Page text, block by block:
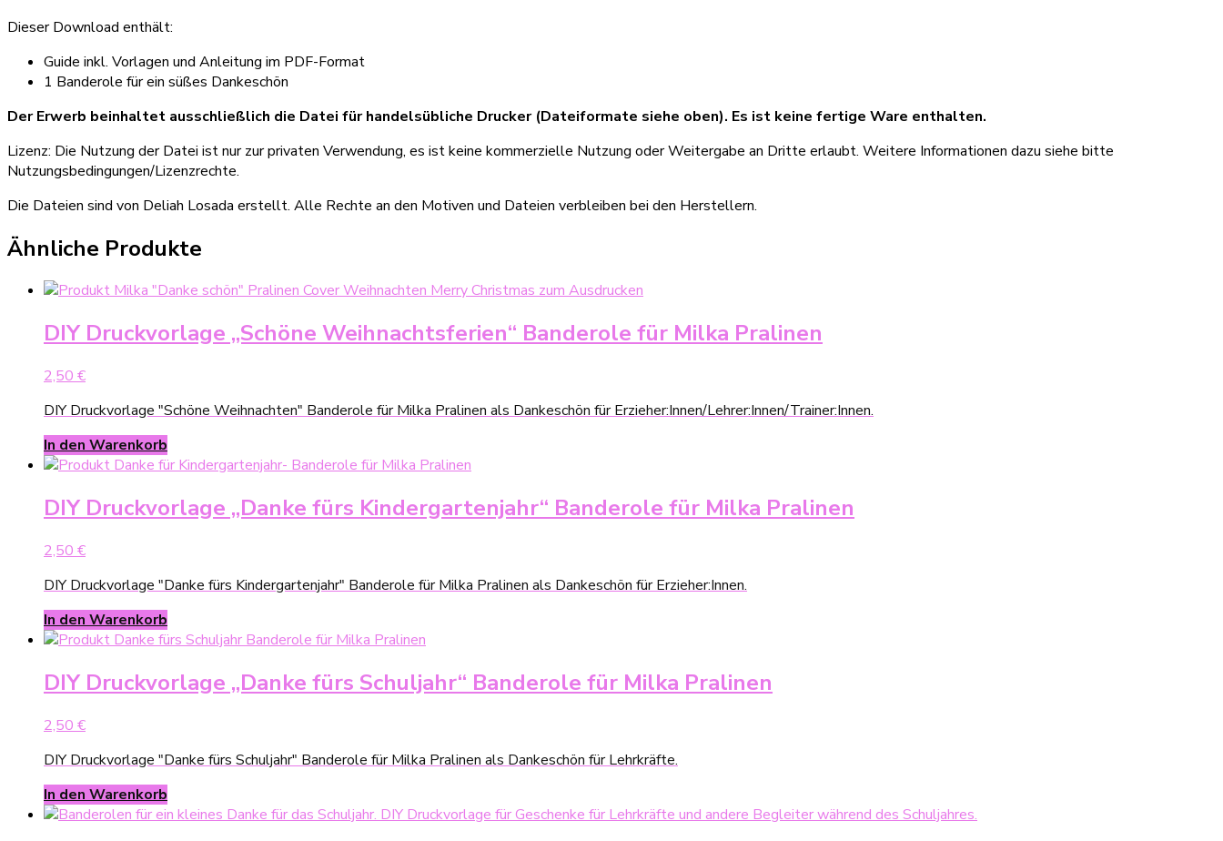
Dieser Download enthält:
Guide inkl. Vorlagen und Anleitung im PDF-Format
1 Banderole für ein süßes Dankeschön
Der Erwerb beinhaltet ausschließlich die Datei für handelsübliche Drucker (Dateiformate siehe oben). Es ist keine fertige Ware enthalten.
Lizenz: Die Nutzung der Datei ist nur zur privaten Verwendung, es ist keine kommerzielle Nutzung oder Weitergabe an Dritte erlaubt. Weitere Informationen dazu siehe bitte
Nutzungsbedingungen/Lizenzrechte.
Die Dateien sind von Deliah Losada erstellt. Alle Rechte an den Motiven und Dateien verbleiben bei den Herstellern.
Ähnliche Produkte
DIY Druckvorlage „Schöne Weihnachtsferien“ Banderole für Milka Pralinen
2,50 €
DIY Druckvorlage "Schöne Weihnachten" Banderole für Milka Pralinen als Dankeschön für Erzieher:Innen/Lehrer:Innen/Trainer:Innen.
In den Warenkorb
DIY Druckvorlage „Danke fürs Kindergartenjahr“ Banderole für Milka Pralinen
2,50 €
DIY Druckvorlage "Danke fürs Kindergartenjahr" Banderole für Milka Pralinen als Dankeschön für Erzieher:Innen.
In den Warenkorb
DIY Druckvorlage „Danke fürs Schuljahr“ Banderole für Milka Pralinen
2,50 €
DIY Druckvorlage "Danke fürs Schuljahr" Banderole für Milka Pralinen als Dankeschön für Lehrkräfte.
In den Warenkorb